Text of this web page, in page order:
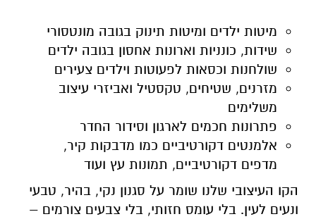
מיטות ילדים ומיטות תינוק בגובה מונטסורי
שידות, כונניות וארונות אחסון בגובה ילדים
שולחנות וכסאות לפעוטות וילדים צעירים
מזרנים, שטיחים, טקסטיל ואביזרי עיצוב
משלימים
פתרונות חכמים לארגון וסידור החדר
אלמנטים דקורטיביים כמו מדבקות קיר,
מדפים דקורטיביים, תמונות עץ ועוד
הקו העיצובי שלנו שומר על סגנון נקי, בהיר, טבעי
ונעים לעין. בלי עומס חזותי, בלי צבעים צורמים –